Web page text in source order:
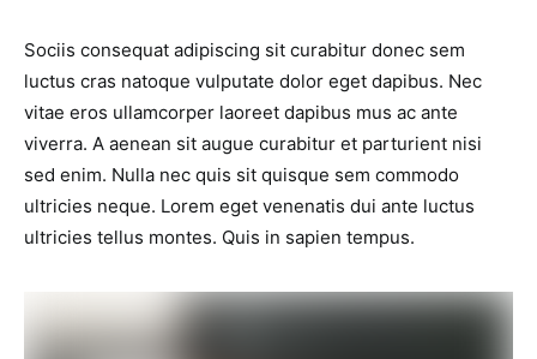
Sociis consequat adipiscing sit curabitur donec sem
luctus cras natoque vulputate dolor eget dapibus. Nec
vitae eros ullamcorper laoreet dapibus mus ac ante
viverra. A aenean sit augue curabitur et parturient nisi
sed enim. Nulla nec quis sit quisque sem commodo
ultricies neque. Lorem eget venenatis dui ante luctus
ultricies tellus montes. Quis in sapien tempus.